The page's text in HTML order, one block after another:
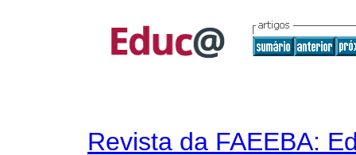
Revista da FAEEBA: